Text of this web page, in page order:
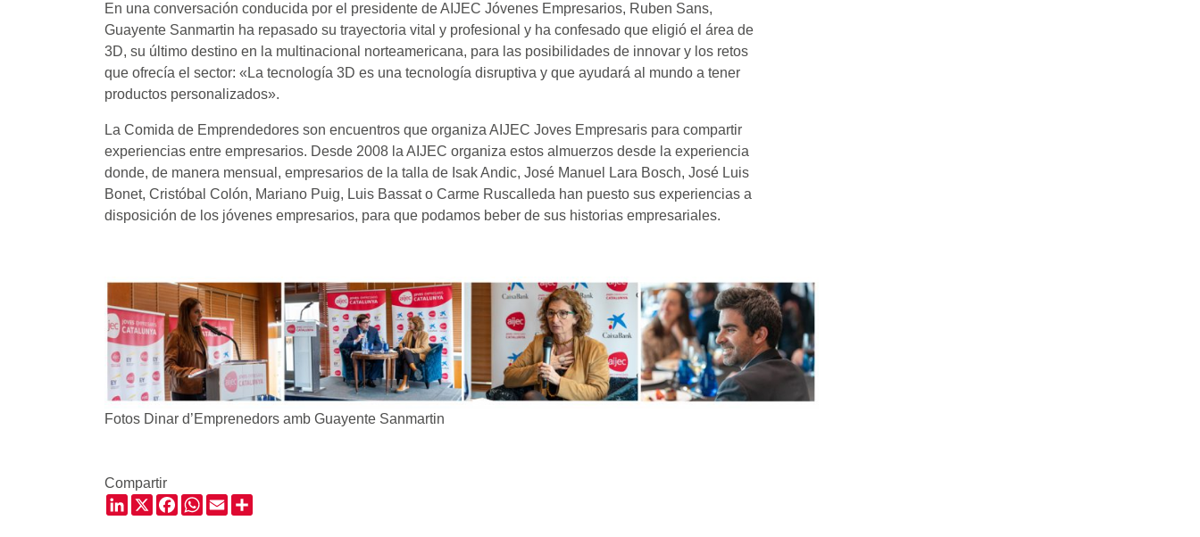
En una conversación conducida por el presidente de AIJEC Jóvenes Empresarios, Ruben Sans,
Guayente Sanmartin ha repasado su trayectoria vital y profesional y ha confesado que eligió el área de
3D, su último destino en la multinacional norteamericana, para las posibilidades de innovar y los retos
que ofrecía el sector: «La tecnología 3D es una tecnología disruptiva y que ayudará al mundo a tener
productos personalizados».
La Comida de Emprendedores son encuentros que organiza AIJEC Joves Empresaris para compartir
experiencias entre empresarios. Desde 2008 la AIJEC organiza estos almuerzos desde la experiencia
donde, de manera mensual, empresarios de la talla de Isak Andic, José Manuel Lara Bosch, José Luis
Bonet, Cristóbal Colón, Mariano Puig, Luis Bassat o Carme Ruscalleda han puesto sus experiencias a
disposición de los jóvenes empresarios, para que podamos beber de sus historias empresariales.
Fotos Dinar d’Emprenedors amb Guayente Sanmartin
Compartir
LinkedIn
X Facebook
WhatsApp
Email